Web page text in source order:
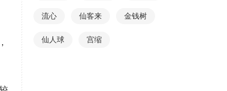
流心 仙客来 金钱树
仙人球 宫缩